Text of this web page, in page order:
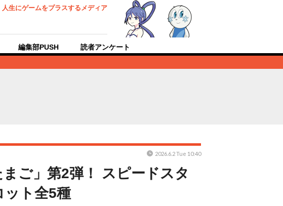
人生にゲームをプラスするメディア
編集部PUSH 読者アンケート
ご」第2弾！ スピードスタ
ット全5種
2026.6.2 Tue 10:40